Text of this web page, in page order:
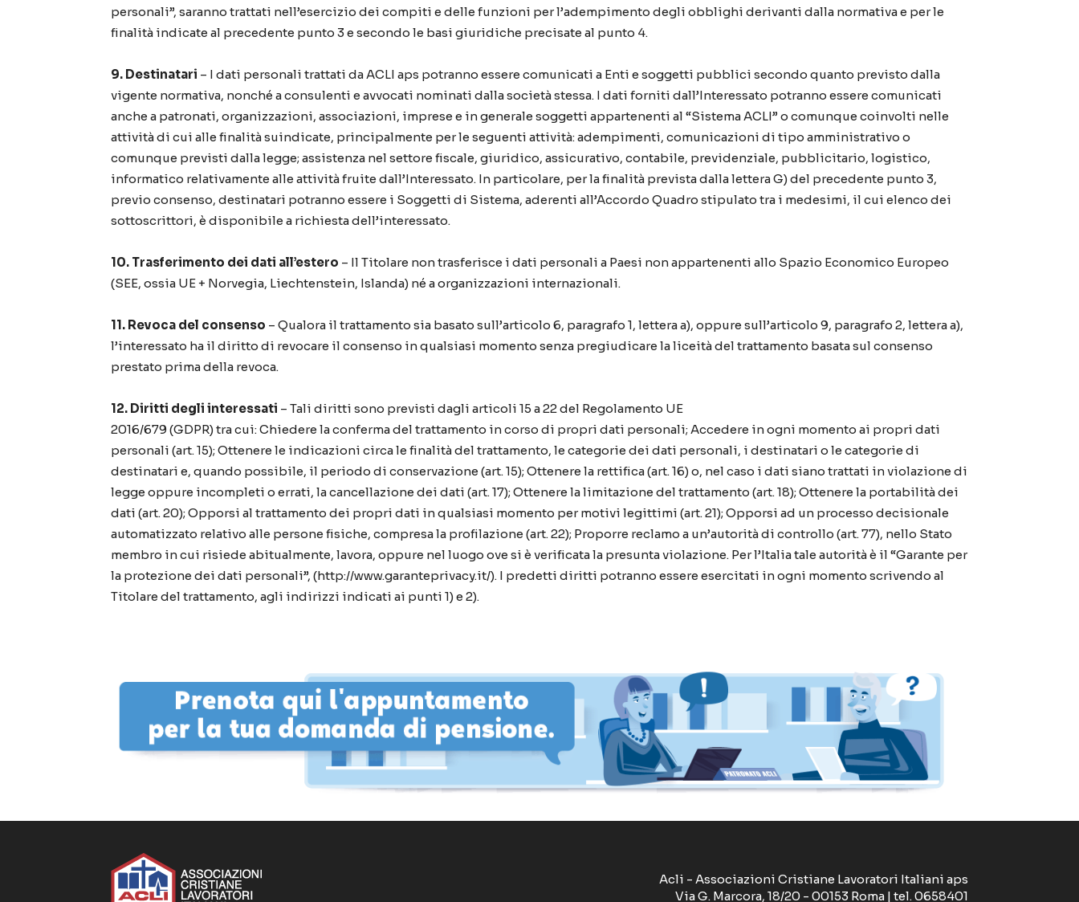
personali”, saranno trattati nell’esercizio dei compiti e delle funzioni per l’adempimento degli obblighi derivanti dalla normativa e per le
finalità indicate al precedente punto 3 e secondo le basi giuridiche precisate al punto 4.
9. Destinatari – I dati personali trattati da ACLI aps potranno essere comunicati a Enti e soggetti pubblici secondo quanto previsto dalla
vigente normativa, nonché a consulenti e avvocati nominati dalla società stessa. I dati forniti dall’Interessato potranno essere comunicati
anche a patronati, organizzazioni, associazioni, imprese e in generale soggetti appartenenti al “Sistema ACLI” o comunque coinvolti nelle
attività di cui alle finalità suindicate, principalmente per le seguenti attività: adempimenti, comunicazioni di tipo amministrativo o
comunque previsti dalla legge; assistenza nel settore fiscale, giuridico, assicurativo, contabile, previdenziale, pubblicitario, logistico,
informatico relativamente alle attività fruite dall’Interessato. In particolare, per la finalità prevista dalla lettera G) del precedente punto 3,
previo consenso, destinatari potranno essere i Soggetti di Sistema, aderenti all’Accordo Quadro stipulato tra i medesimi, il cui elenco dei
sottoscrittori, è disponibile a richiesta dell’interessato.
10. Trasferimento dei dati all’estero – Il Titolare non trasferisce i dati personali a Paesi non appartenenti allo Spazio Economico Europeo
(SEE, ossia UE + Norvegia, Liechtenstein, Islanda) né a organizzazioni internazionali.
11. Revoca del consenso – Qualora il trattamento sia basato sull’articolo 6, paragrafo 1, lettera a), oppure sull’articolo 9, paragrafo 2, lettera a),
l’interessato ha il diritto di revocare il consenso in qualsiasi momento senza pregiudicare la liceità del trattamento basata sul consenso
prestato prima della revoca.
12. Diritti degli interessati – Tali diritti sono previsti dagli articoli 15 a 22 del Regolamento UE
2016/679 (GDPR) tra cui: Chiedere la conferma del trattamento in corso di propri dati personali; Accedere in ogni momento ai propri dati
personali (art. 15); Ottenere le indicazioni circa le finalità del trattamento, le categorie dei dati personali, i destinatari o le categorie di
destinatari e, quando possibile, il periodo di conservazione (art. 15); Ottenere la rettifica (art. 16) o, nel caso i dati siano trattati in violazione di
legge oppure incompleti o errati, la cancellazione dei dati (art. 17); Ottenere la limitazione del trattamento (art. 18); Ottenere la portabilità dei
dati (art. 20); Opporsi al trattamento dei propri dati in qualsiasi momento per motivi legittimi (art. 21); Opporsi ad un processo decisionale
automatizzato relativo alle persone fisiche, compresa la profilazione (art. 22); Proporre reclamo a un’autorità di controllo (art. 77), nello Stato
membro in cui risiede abitualmente, lavora, oppure nel luogo ove si è verificata la presunta violazione. Per l’Italia tale autorità è il “Garante per
la protezione dei dati personali”, (http://www.garanteprivacy.it/). I predetti diritti potranno essere esercitati in ogni momento scrivendo al
Titolare del trattamento, agli indirizzi indicati ai punti 1) e 2).
Acli - Associazioni Cristiane Lavoratori Italiani aps
Via G. Marcora, 18/20 - 00153 Roma | tel. 0658401